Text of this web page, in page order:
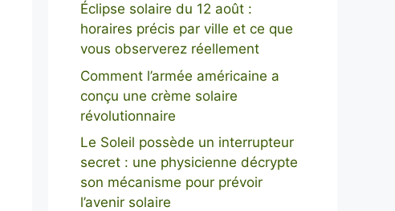
Éclipse solaire du 12 août :
horaires précis par ville et ce que
vous observerez réellement
Comment l’armée américaine a
conçu une crème solaire
révolutionnaire
Le Soleil possède un interrupteur
secret : une physicienne décrypte
son mécanisme pour prévoir
l’avenir solaire